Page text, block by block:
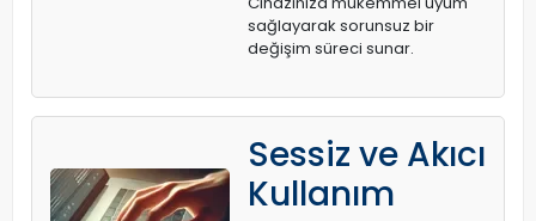
sağlayarak sorunsuz bir
değişim süreci sunar.
Sessiz ve Akıcı
Kullanım